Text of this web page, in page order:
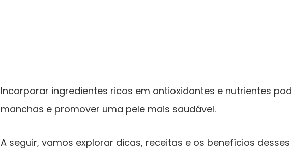
Incorporar ingredientes ricos em antioxidantes e nutrientes
manchas e promover uma pele mais saudável.
A seguir, vamos explorar dicas, receitas e os benefícios